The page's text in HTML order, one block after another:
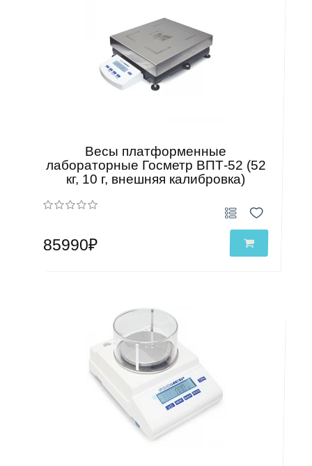
Весы платформенные
лабораторные Госметр ВПТ-52 (52
кг, 10 г, внешняя калибровка)
85990₽